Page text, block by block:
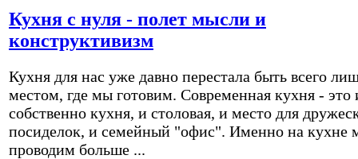
Кухня с нуля - полет мысли и
конструктивизм
Кухня для нас уже давно перестала быть всего
местом, где мы готовим. Современная кухня - это
собственно кухня, и столовая, и место для
посиделок, и семейный "офис". Именно на кухне
проводим больше ...